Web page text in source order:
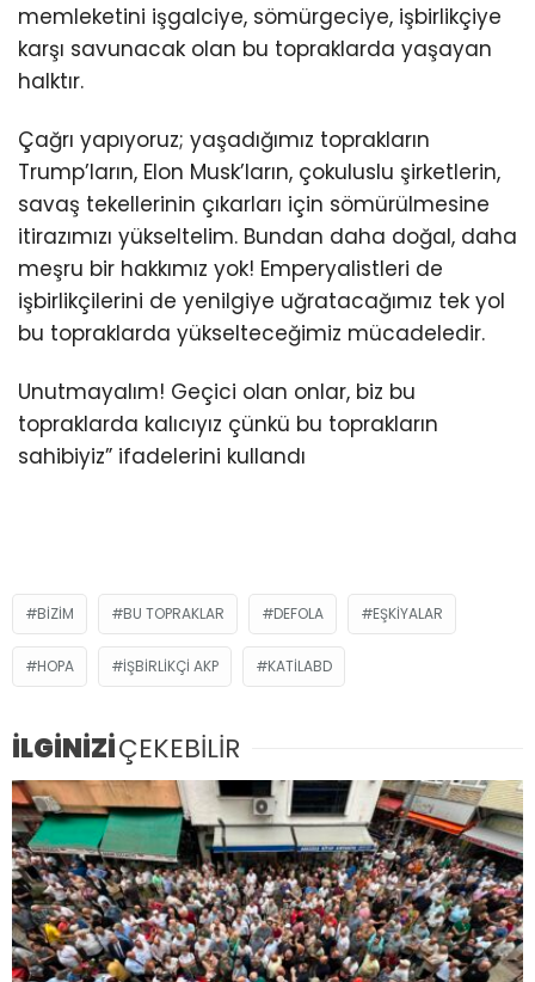
memleketini işgalciye, sömürgeciye, işbirlikçiye
karşı savunacak olan bu topraklarda yaşayan
halktır.
Çağrı yapıyoruz; yaşadığımız toprakların
Trump’ların, Elon Musk’ların, çokuluslu şirketlerin,
savaş tekellerinin çıkarları için sömürülmesine
itirazımızı yükseltelim. Bundan daha doğal, daha
meşru bir hakkımız yok! Emperyalistleri de
işbirlikçilerini de yenilgiye uğratacağımız tek yol
bu topraklarda yükselteceğimiz mücadeledir.
Unutmayalım! Geçici olan onlar, biz bu
topraklarda kalıcıyız çünkü bu toprakların
sahibiyiz” ifadelerini kullandı
BIZIM BU TOPRAKLAR DEFOLA EŞKIYALAR
HOPA IŞBIRLIKÇI AKP KATILABD
İLGİNİZİÇEKEBİLİR